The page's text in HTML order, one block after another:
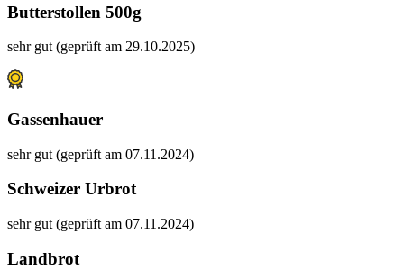
Butterstollen 500g
sehr gut (geprüft am 29.10.2025)
Gassenhauer
sehr gut (geprüft am 07.11.2024)
Schweizer Urbrot
sehr gut (geprüft am 07.11.2024)
Landbrot